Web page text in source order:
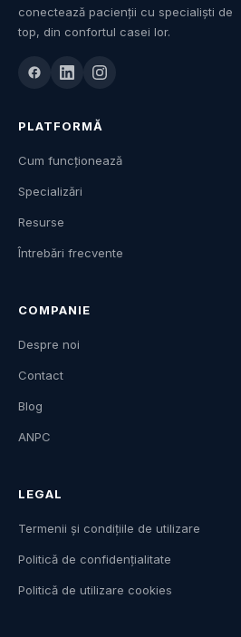
conectează pacienții cu specialiști de
top, din confortul casei lor.
PLATFORMĂ
Cum funcționează
Specializări
Resurse
Întrebări frecvente
COMPANIE
Despre noi
Contact
Blog
ANPC
LEGAL
Termenii și condițiile de utilizare
Politică de confidențialitate
Politică de utilizare cookies